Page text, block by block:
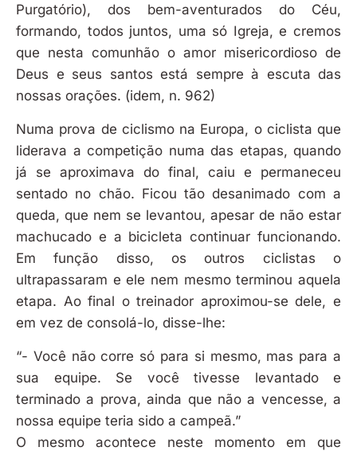
Purgatório), dos bem-aventurados do Céu,
formando, todos juntos, uma só Igreja, e cremos
que nesta comunhão o amor misericordioso de
Deus e seus santos está sempre à escuta das
nossas orações. (idem, n. 962)
Numa prova de ciclismo na Europa, o ciclista que
liderava a competição numa das etapas, quando
já se aproximava do final, caiu e permaneceu
sentado no chão. Ficou tão desanimado com a
queda, que nem se levantou, apesar de não estar
machucado e a bicicleta continuar funcionando.
Em função disso, os outros ciclistas o
ultrapassaram e ele nem mesmo terminou aquela
etapa. Ao final o treinador aproximou-se dele, e
em vez de consolá-lo, disse-lhe:
“- Você não corre só para si mesmo, mas para a
sua equipe. Se você tivesse levantado e
terminado a prova, ainda que não a vencesse, a
nossa equipe teria sido a campeã.”
O mesmo acontece neste momento em que